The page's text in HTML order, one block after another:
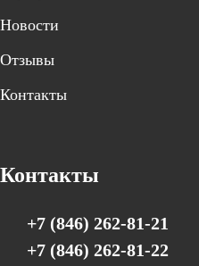
Новости
Отзывы
Контакты
Контакты
+7 (846) 262-81-21
+7 (846) 262-81-22